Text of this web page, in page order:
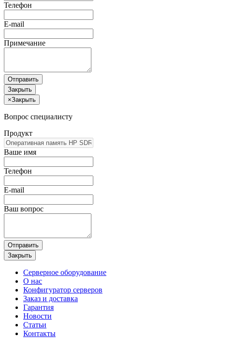
Телефон
E-mail
Примечание
Отправить
Закрыть
×Закрыть
Вопрос специалисту
Продукт
Ваше имя
Телефон
E-mail
Ваш вопрос
Отправить
Закрыть
Серверное оборудование
О нас
Конфигуратор серверов
Заказ и доставка
Гарантия
Новости
Статьи
Контакты